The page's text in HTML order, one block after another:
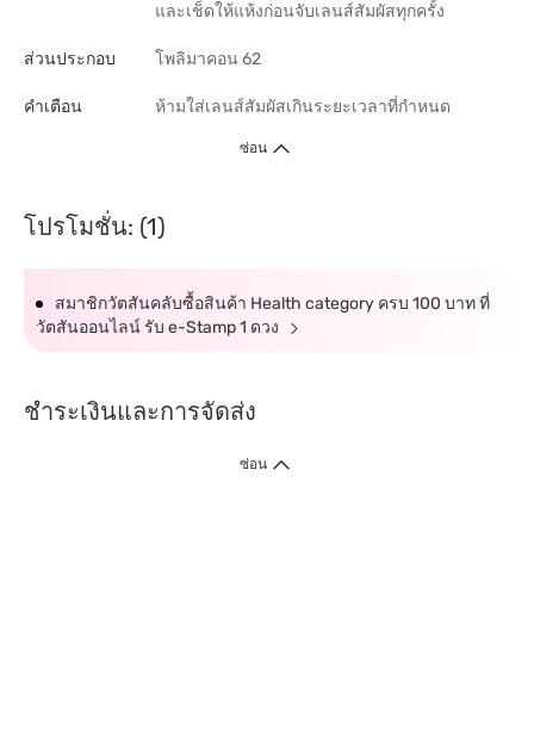
และเช็ดให้แห้งก่อนจับเลนส์สัมผัสทุกครั้ง
ส่วนประกอบ โพลิมาคอน 62
คำเตือน ห้ามใส่เลนส์สัมผัสเกินระยะเวลาที่กำหนด
ซ่อน
โปรโมชั่น: (1)
สมาชิกวัตสันคลับซื้อสินค้า Health category ครบ 100 บาท ที่
วัตสันออนไลน์ รับ e-Stamp 1 ดวง
ชำระเงินและการจัดส่ง
ซ่อน